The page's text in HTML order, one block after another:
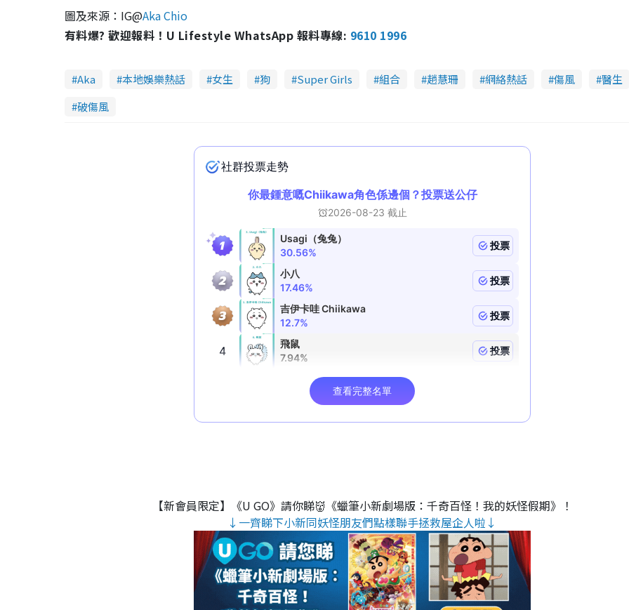
圖及來源：IG@Aka Chio
有料爆? 歡迎報料！U Lifestyle WhatsApp 報料專線: 9610 1996
Aka 本地娛樂熱話 女生 狗 Super Girls 組合 趙慧珊 網絡熱話 傷風
醫生
破傷風
【新會員限定】《U GO》請你睇👹《蠟筆小新劇場版：千奇百怪！我的妖怪假期》！
↓一齊睇下小新同妖怪朋友們點樣聯手拯救屋企人啦↓